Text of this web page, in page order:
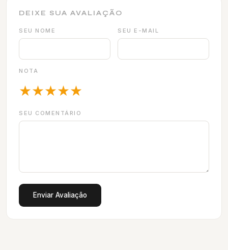
DEIXE SUA AVALIAÇÃO
SEU NOME SEU E-MAIL
NOTA
★★★★★
SEU COMENTÁRIO
Enviar Avaliação